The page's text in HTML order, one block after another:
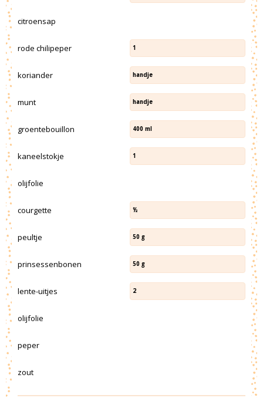
citroensap
rode chilipeper 1
koriander handje
munt handje
groentebouillon 400 ml
kaneelstokje 1
olijfolie
courgette ½
peultje 50 g
prinsessenbonen 50 g
lente-uitjes 2
olijfolie
peper
zout